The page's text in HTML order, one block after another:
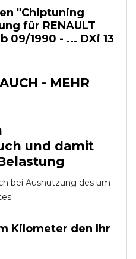
"Chiptuning
für RENAULT
09/1990 - ... DXi 13
- MEHR
und damit
bei Ausnutzung des um
Kilometer den Ihr